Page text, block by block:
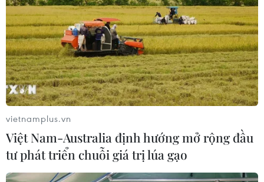
vietnamplus.vn
Việt Nam-Australia định hướng mở rộng đầu
tư phát triển chuỗi giá trị lúa gạo